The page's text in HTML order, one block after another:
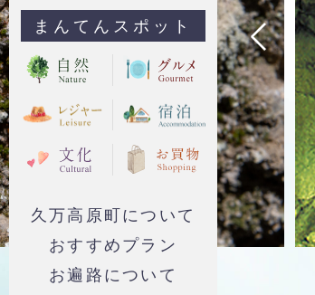
まんてんスポット
久万高原町について
おすすめプラン
お遍路について